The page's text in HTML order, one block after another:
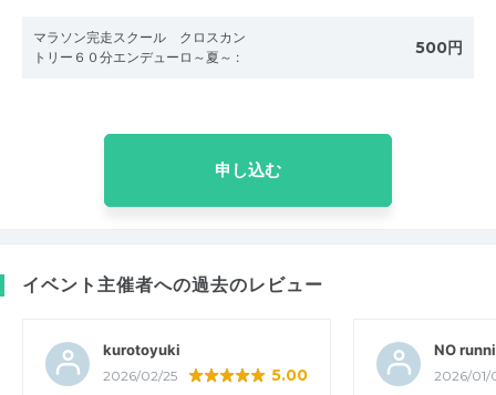
マラソン完走スクール クロスカン
トリー６０分エンデューロ～夏～ : 500円
申し込む
イベント主催者への過去のレビュー
kurotoyuki
2026/02/25 5.00 2026/01/